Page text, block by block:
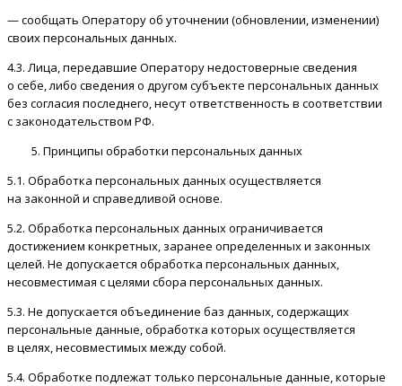
— сообщать Оператору об уточнении (обновлении, изменении)
своих персональных данных.
4.3. Лица, передавшие Оператору недостоверные сведения
о себе, либо сведения о другом субъекте персональных данных
без согласия последнего, несут ответственность в соответствии
с законодательством РФ.
Принципы обработки персональных данных
5.1. Обработка персональных данных осуществляется
на законной и справедливой основе.
5.2. Обработка персональных данных ограничивается
достижением конкретных, заранее определенных и законных
целей. Не допускается обработка персональных данных,
несовместимая с целями сбора персональных данных.
5.3. Не допускается объединение баз данных, содержащих
персональные данные, обработка которых осуществляется
в целях, несовместимых между собой.
5.4. Обработке подлежат только персональные данные, которые